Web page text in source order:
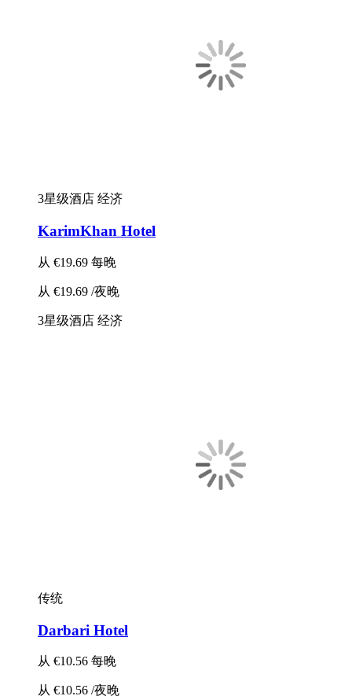
3星级酒店 经济
KarimKhan Hotel
从 €19.69 每晚
从 €19.69 /夜晚
3星级酒店 经济
传统
Darbari Hotel
从 €10.56 每晚
从 €10.56 /夜晚